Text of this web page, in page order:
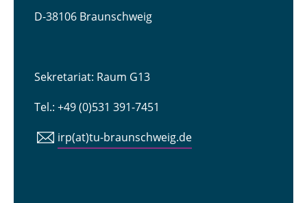
D-38106 Braunschweig
Sekretariat: Raum G13
Tel.: +49 (0)531 391-7451
irp(at)tu-braunschweig.de